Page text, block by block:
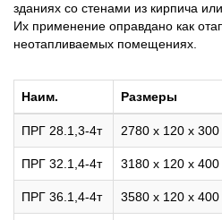
зданиях со стенами из кирпича
Их применение оправдано как
неотапливаемых помещениях.
Наим. Размеры
ПРГ 28.1,3-4т 2780 х 120 х 300
ПРГ 32.1,4-4т 3180 х 120 х 400
ПРГ 36.1,4-4т 3580 х 120 х 400